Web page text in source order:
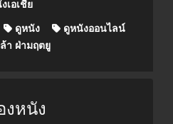
เอเชีย
ดูหนัง
ดูหนังออนไลน์
า ฝ่ามฤตยู
งหนัง